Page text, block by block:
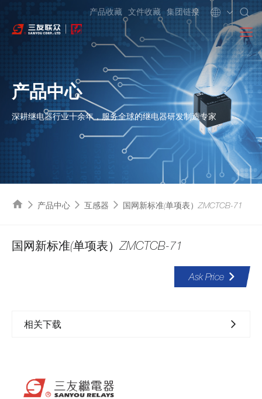
产品收藏 文件收藏 集团链接
产品中心
深耕继电器行业十余年，服务全球的继电器研发制造专家
产品中心 互感器 国网新标准(单项表）ZMCTCB-71
国网新标准(单项表）ZMCTCB-71
Ask Price
相关下载